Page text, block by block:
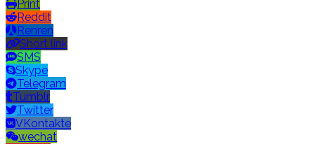
Print
Reddit
Renren
Short link
SMS
Skype
Telegram
Tumblr
Twitter
VKontakte
wechat